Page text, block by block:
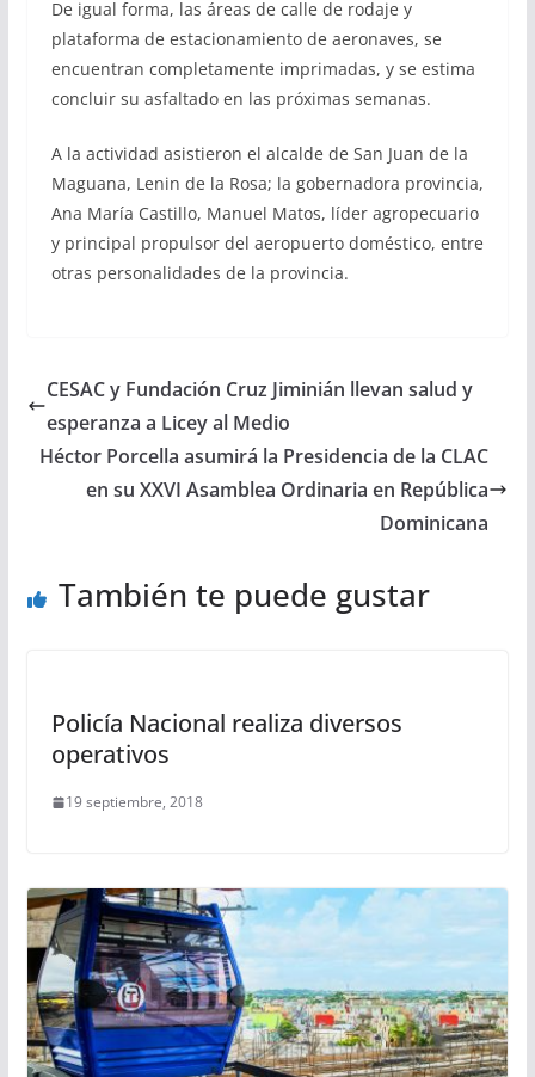
De igual forma, las áreas de calle de rodaje y
plataforma de estacionamiento de aeronaves, se
encuentran completamente imprimadas, y se estima
concluir su asfaltado en las próximas semanas.
A la actividad asistieron el alcalde de San Juan de la
Maguana, Lenin de la Rosa; la gobernadora provincia,
Ana María Castillo, Manuel Matos, líder agropecuario
y principal propulsor del aeropuerto doméstico, entre
otras personalidades de la provincia.
CESAC y Fundación Cruz Jiminián llevan salud y
esperanza a Licey al Medio
Héctor Porcella asumirá la Presidencia de la CLAC
en su XXVI Asamblea Ordinaria en República
Dominicana
También te puede gustar
Policía Nacional realiza diversos
operativos
19 septiembre, 2018